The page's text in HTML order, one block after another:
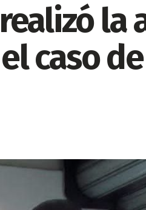
la
caso